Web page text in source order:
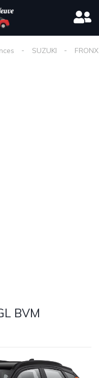
SUZUKI FRONX
BVM